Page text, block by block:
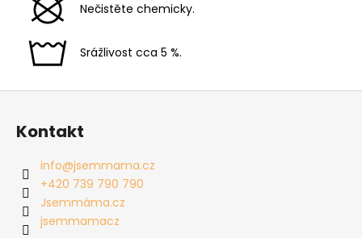
Nečistěte chemicky.
Srážlivost cca 5 %.
Z
Kontakt
info@jsemmama.cz
+420 739 790 790
Jsemmáma.cz
jsemmamacz